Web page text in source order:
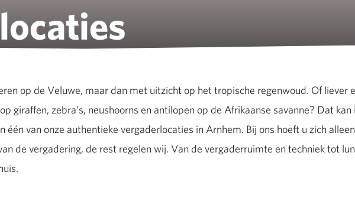
op de Veluwe, maar dan met uitzicht op het tropische regenwoud. Of liever
giraffen, zebra's, neushoorns en antilopen op de Afrikaanse savanne? Dat
één van onze authentieke vergaderlocaties in Arnhem. Bij ons hoeft u zich
de vergadering, de rest regelen wij. Van de vergaderruimte en techniek tot